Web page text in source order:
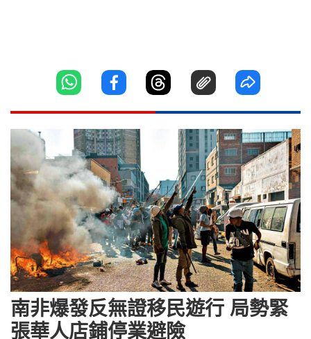
南非爆發反無證移民遊行 局勢緊
張華人店鋪停業避險